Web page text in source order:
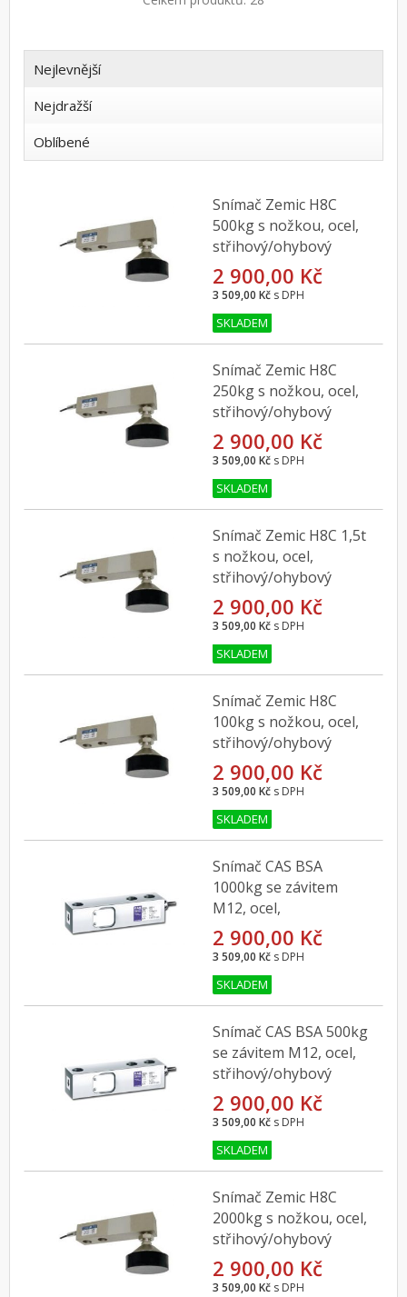
Nejlevnější
Nejdražší
Oblíbené
Snímač Zemic H8C
500kg s nožkou, ocel,
střihový/ohybový
2 900,00 Kč
3 509,00 Kč s DPH
SKLADEM
Snímač Zemic H8C
250kg s nožkou, ocel,
střihový/ohybový
2 900,00 Kč
3 509,00 Kč s DPH
SKLADEM
Snímač Zemic H8C 1,5t
s nožkou, ocel,
střihový/ohybový
2 900,00 Kč
3 509,00 Kč s DPH
SKLADEM
Snímač Zemic H8C
100kg s nožkou, ocel,
střihový/ohybový
2 900,00 Kč
3 509,00 Kč s DPH
SKLADEM
Snímač CAS BSA
1000kg se závitem
M12, ocel,
střihový/ohybový
2 900,00 Kč
3 509,00 Kč s DPH
SKLADEM
Snímač CAS BSA 500kg
se závitem M12, ocel,
střihový/ohybový
2 900,00 Kč
3 509,00 Kč s DPH
SKLADEM
Snímač Zemic H8C
2000kg s nožkou, ocel,
střihový/ohybový
2 900,00 Kč
3 509,00 Kč s DPH